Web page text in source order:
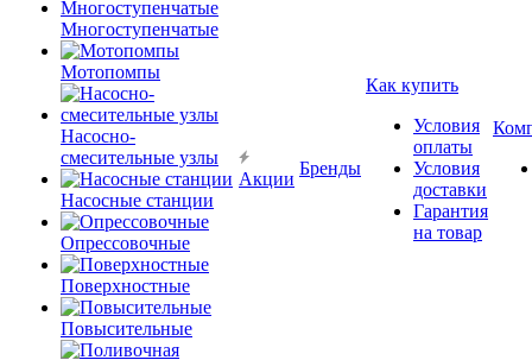
Многоступенчатые
Мотопомпы
Насосно-
смесительные узлы
Насосные станции
Опрессовочные
Поверхностные
Повысительные
Акции
Бренды
Как купить
Условия
оплаты
Условия
доставки
Гарантия
на товар